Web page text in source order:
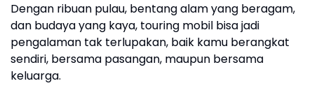
Dengan ribuan pulau, bentang alam yang beragam,
dan budaya yang kaya, touring mobil bisa jadi
pengalaman tak terlupakan, baik kamu berangkat
sendiri, bersama pasangan, maupun bersama
keluarga.